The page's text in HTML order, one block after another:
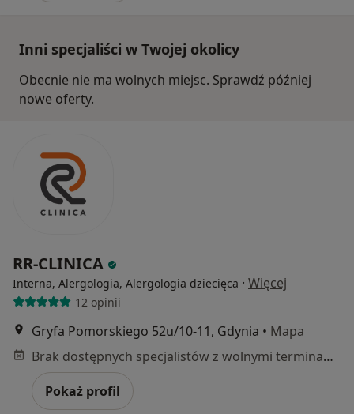
Inni specjaliści w Twojej okolicy
Obecnie nie ma wolnych miejsc. Sprawdź później
nowe oferty.
RR-CLINICA
Interna, Alergologia, Alergologia dziecięca · Więcej
12 opinii
Gryfa Pomorskiego 52u/10-11, Gdynia • Mapa
Brak dostępnych specjalistów z wolnymi terminami w tym centrum medycznym.
Pokaż profil